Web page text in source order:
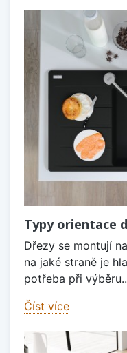
Typy orientace
Dřezy se montují
na jaké straně je
potřeba při
Číst více